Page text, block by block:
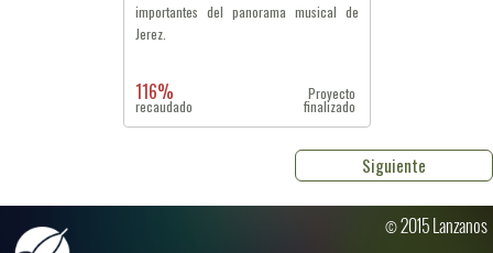
importantes del panorama musical de
Jerez.
116%
recaudado
Proyecto
finalizado
Siguiente
© 2015 Lanzanos